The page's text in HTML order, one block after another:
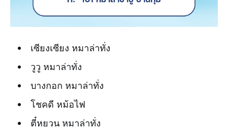
เซียงเซียง หมาล่าทั่ง
วูวู หมาล่าทั่ง
บางกอก หมาล่าทั่ง
โชคดี หม้อไฟ
ตี๋หยวน หมาล่าทั่ง